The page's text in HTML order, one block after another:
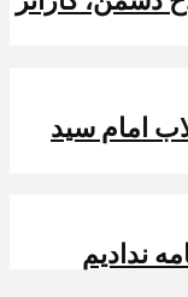
امام سید
ندادیم